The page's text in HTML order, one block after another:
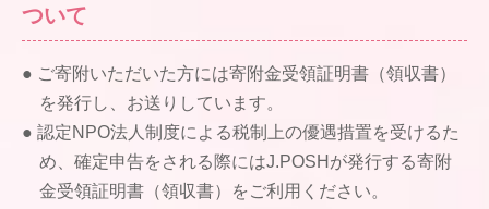
ついて
ご寄附いただいた方には寄附金受領証明書（領収書）
を発行し、お送りしています。
認定NPO法人制度による税制上の優遇措置を受けるた
め、確定申告をされる際にはJ.POSHが発行する寄附
金受領証明書（領収書）をご利用ください。